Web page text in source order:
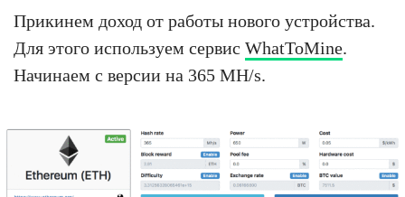
Прикинем доход от работы нового устройства.
Для этого используем сервис WhatToMine.
Начинаем с версии на 365 MH/s.